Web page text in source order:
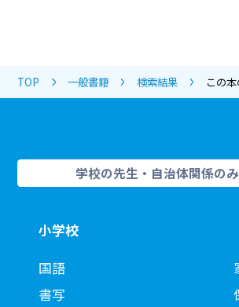
TOP 一般書籍 検索結果 この
学校の先生・自治体関係の
小学校
国語
書写